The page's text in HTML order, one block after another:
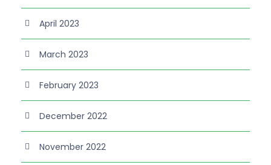
April 2023
March 2023
February 2023
December 2022
November 2022